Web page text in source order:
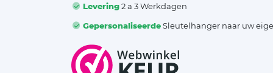
Levering2 a 3 Werkdagen
GepersonaliseerdeSleutelhanger naar uw